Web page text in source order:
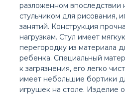
разложенном впоследствии
стульчиком для рисования,
занятий. Конструкция
нагрузкам. Стул имеет
перегородку из материала
ребенка. Специальный
к загрязнения, его легко
имеет небольшие бортики
игрушек на столе. Изделие